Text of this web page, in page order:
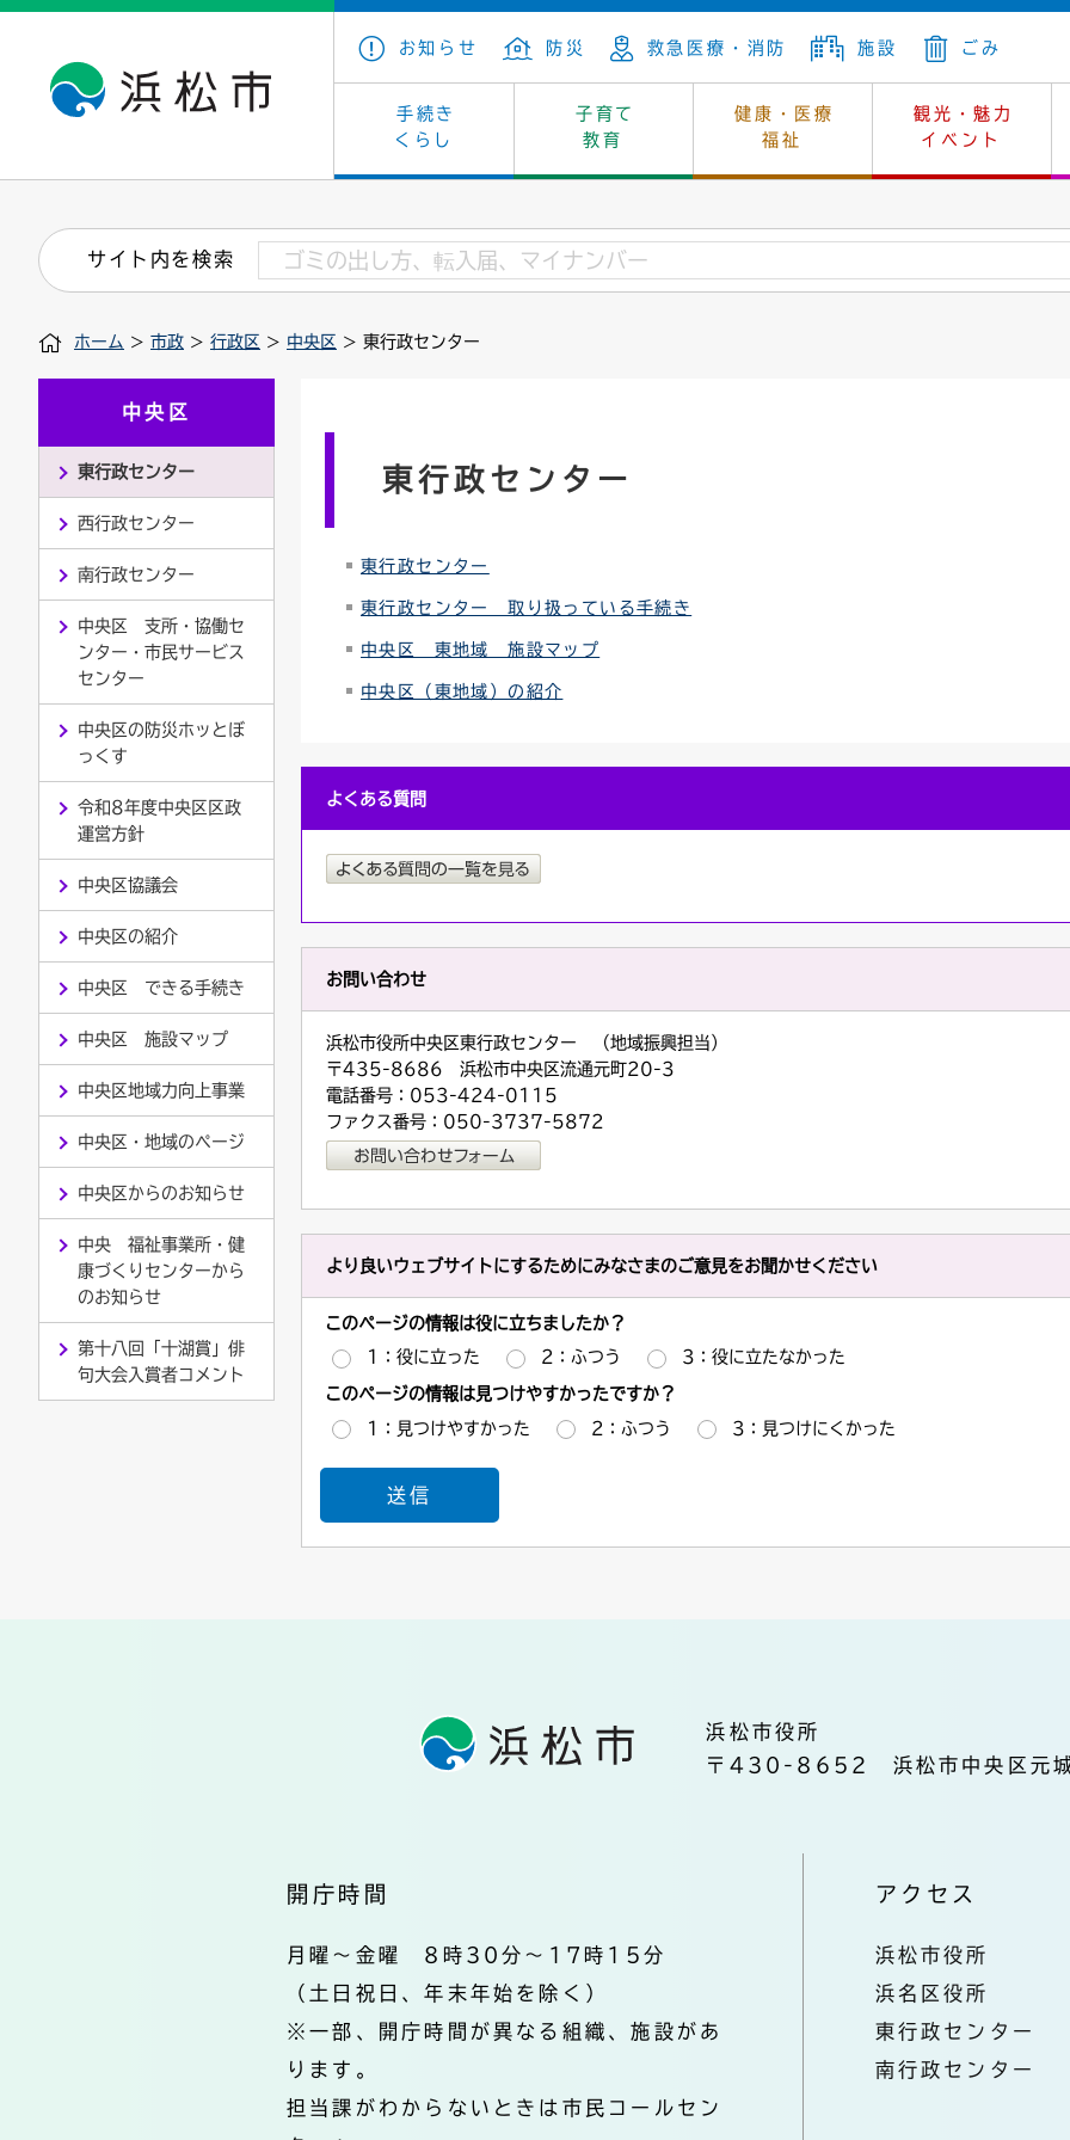
お知らせ 防災 救急医療・消防 施設 ごみ
手続き
くらし
子育て
教育
健康・医療
福祉
観光・魅力
イベント
戸籍・住民の手続き 保険・年金 上下水道
住まい・建築 墓地・斎場 消費生活
税金 法人税
道路・交通・河川
印鑑登録証明書 戸籍謄本・抄本
道路台帳
連絡ごみ
子育て・青少年・若者 教育 生涯学習
看護専門学校 学級閉鎖 幼稚園一覧
小学校一覧
健康・医療 福祉 休日当番医
介護保険 保健所
文化・芸術 文化財 レジャー・スポーツ
浜松・浜名湖だいすきネット はじめよう、ハマライフ
産業振興 カーボンニュートラル 土地
発注情報(入札・契約) 福祉・介護 環境対策
募集 雇用・就労
市の概要 庁舎案内 市長の部屋
外郭団体 統計 選挙
職員採用 市有財産
行政区
会議 情報公開・個人情報
附属機関
ユニバーサルデザイン
サイト内を検索
ホーム > 市政 > 行政区 > 中央区 > 東行政センター
中央区
東行政センター
西行政センター
南行政センター
中央区 支所・協働セ
ンター・市民サービス
センター
中央区の防災ホッとぼ
っくす
令和8年度中央区区政
運営方針
中央区協議会
中央区の紹介
中央区 できる手続き
中央区 施設マップ
中央区地域力向上事業
中央区・地域のページ
中央区からのお知らせ
中央 福祉事業所・健
康づくりセンターから
のお知らせ
第十八回「十湖賞」俳
句大会入賞者コメント
東行政センター
東行政センター
東行政センター 取り扱っている手続き
中央区 東地域 施設マップ
中央区（東地域）の紹介
よくある質問
お問い合わせ
浜松市役所中央区東行政センター （地域振興担当）
〒435-8686 浜松市中央区流通元町20-3
電話番号：053-424-0115
ファクス番号：050-3737-5872
より良いウェブサイトにするためにみなさまのご意見をお聞かせください
このページの情報は役に立ちましたか？
1：役に立った 2：ふつう 3：役に立たなかった
このページの情報は見つけやすかったですか？
1：見つけやすかった 2：ふつう 3：見つけにくかった
浜松市役所
〒430-8652 浜松市中央区元
開庁時間
月曜～金曜 8時30分～17時15分
（土日祝日、年末年始を除く）
※一部、開庁時間が異なる組織、施設があ
ります。
担当課がわからないときは市民コールセン
アクセス
浜松市役所
浜名区役所
東行政センター
南行政センター